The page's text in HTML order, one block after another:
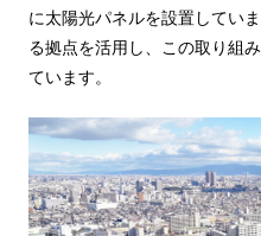
に太陽光パネルを設置してい
る拠点を活用し、この取り組
ています。